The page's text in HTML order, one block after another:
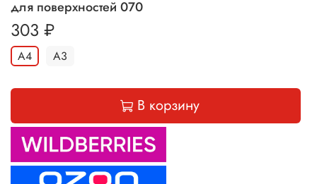
для поверхностей 070
303 ₽
А4 А3
В корзину